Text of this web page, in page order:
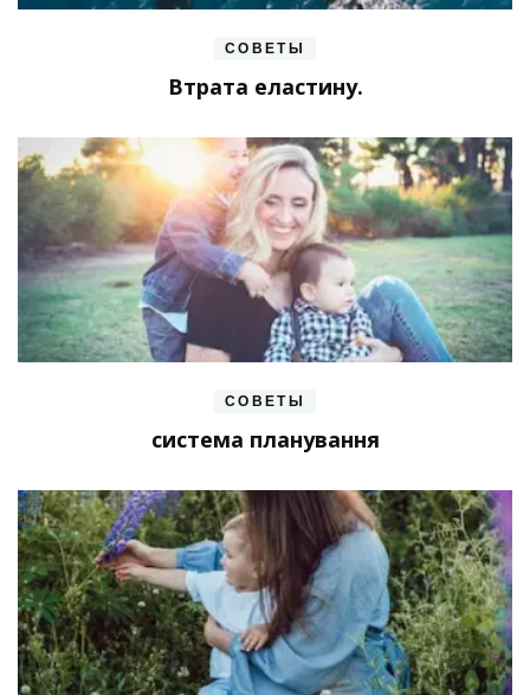
СОВЕТЫ
Втрата еластину.
СОВЕТЫ
система планування